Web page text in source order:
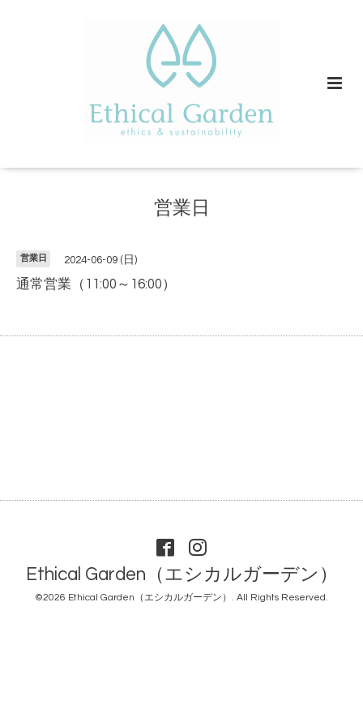
営業日
営業日 2024-06-09 (日)
通常営業（11:00～16:00）
Ethical Garden（エシカルガーデン）
©2026 Ethical Garden（エシカルガーデン） . All Rights Reserved.